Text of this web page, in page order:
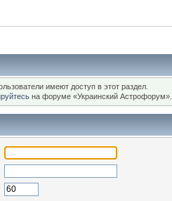
имеют доступ в этот раздел.
на форуме «Украинский Астрофорум».